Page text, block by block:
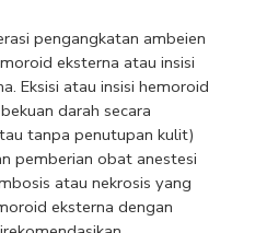
pengangkatan ambeien
eksterna atau insisi
Eksisi atau insisi hemoroid
darah secara
tanpa penutupan kulit)
pemberian obat anestesi
atau nekrosis yang
eksterna dengan